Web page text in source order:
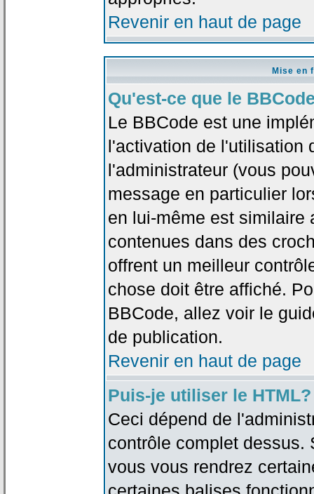
Revenir en haut de page
Mise en
Qu'est-ce que le
Le BBCode est une
l'activation de l'utilisation
l'administrateur (vous
message en particulier
en lui-même est similaire
contenues dans des
offrent un meilleur
chose doit être affiché.
BBCode, allez voir le
de publication.
Revenir en haut de page
Puis-je utiliser le HTML?
Ceci dépend de
contrôle complet dessus.
vous vous rendrez